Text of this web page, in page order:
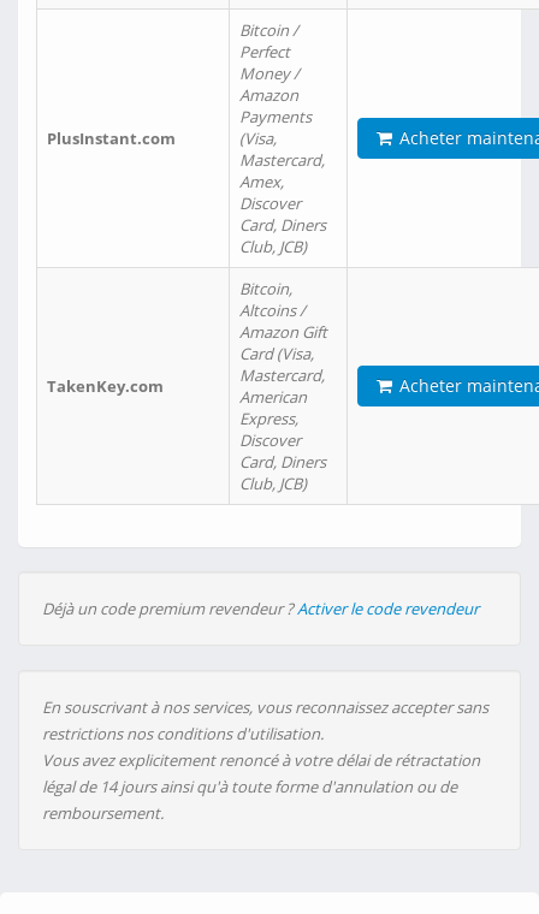
PlusInstant.com
Bitcoin /
Perfect
Money /
Amazon
Payments
(Visa,
Mastercard,
Amex,
Discover
Card, Diners
Club, JCB)
Acheter
TakenKey.com
Bitcoin,
Altcoins /
Amazon Gift
Card (Visa,
Mastercard,
American
Express,
Discover
Card, Diners
Club, JCB)
Acheter
Déjà un code premium revendeur ?Activer le code revendeur
En souscrivant à nos services, vous reconnaissez accepter sans
restrictions nos conditions d'utilisation.
Vous avez explicitement renoncé à votre délai de rétractation
légal de 14 jours ainsi qu'à toute forme d'annulation ou de
remboursement.